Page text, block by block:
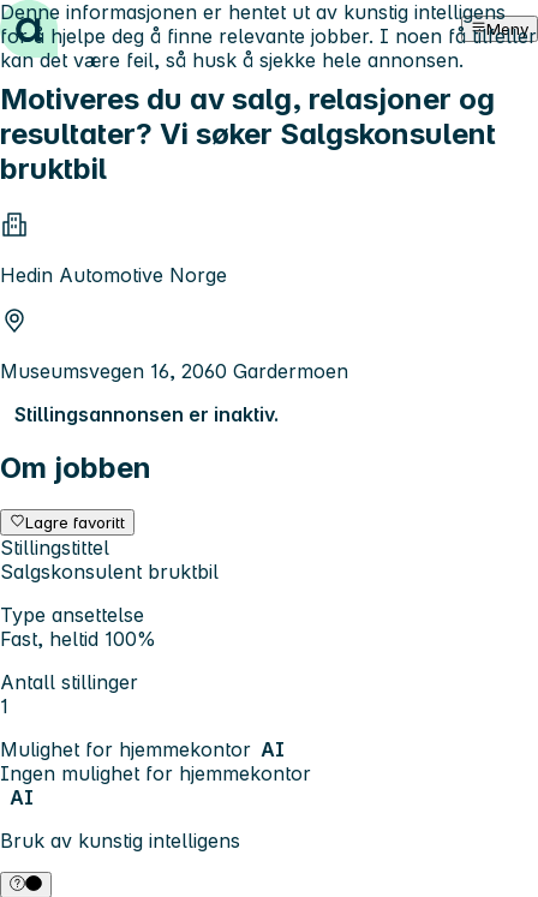
Hopp til innhold Meny
Motiveres du av salg, relasjoner og
resultater? Vi søker Salgskonsulent
bruktbil
Hedin Automotive Norge
Museumsvegen 16, 2060 Gardermoen
Stillingsannonsen er inaktiv.
Om jobben
Lagre favoritt
Stillingstittel
Salgskonsulent bruktbil
Type ansettelse
Fast, heltid 100%
Antall stillinger
1
Mulighet for hjemmekontor AI
Ingen mulighet for hjemmekontor
AI
Bruk av kunstig intelligens
Denne informasjonen er hentet ut av kunstig intelligens
for å hjelpe deg å finne relevante jobber. I noen få tilfeller
kan det være feil, så husk å sjekke hele annonsen.